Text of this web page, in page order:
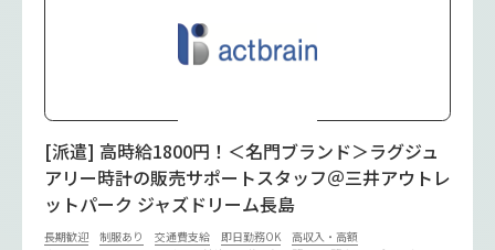
[派遣] 高時給1800円！＜名門ブランド＞ラグジュ
アリー時計の販売サポートスタッフ＠三井アウトレ
ットパーク ジャズドリーム長島
長期歓迎 制服あり 交通費支給 即日勤務OK
高収入・高額